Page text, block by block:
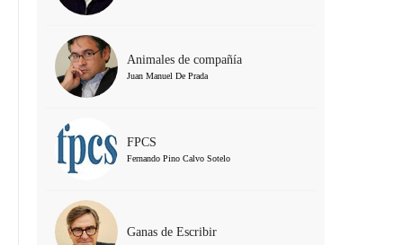
Animales de compañía
Juan Manuel De Prada
FPCS
Fernando Pino Calvo Sotelo
Ganas de Escribir